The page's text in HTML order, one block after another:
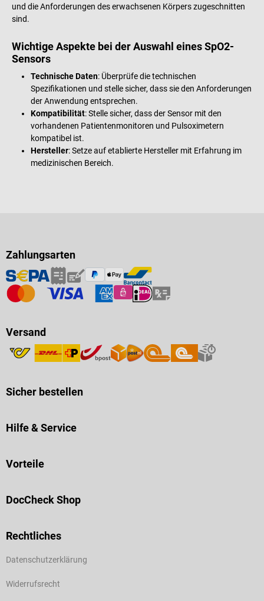
und die Anforderungen des erwachsenen Körpers zugeschnitten
sind.
Wichtige Aspekte bei der Auswahl eines SpO2-
Sensors
Technische Daten: Überprüfe die technischen
Spezifikationen und stelle sicher, dass sie den Anforderungen
der Anwendung entsprechen.
Kompatibilität: Stelle sicher, dass der Sensor mit den
vorhandenen Patientenmonitoren und Pulsoximetern
kompatibel ist.
Hersteller: Setze auf etablierte Hersteller mit Erfahrung im
medizinischen Bereich.
Zahlungsarten
Versand
Sicher bestellen
Hilfe & Service
Vorteile
DocCheck Shop
Rechtliches
Datenschutzerklärung
Widerrufsrecht